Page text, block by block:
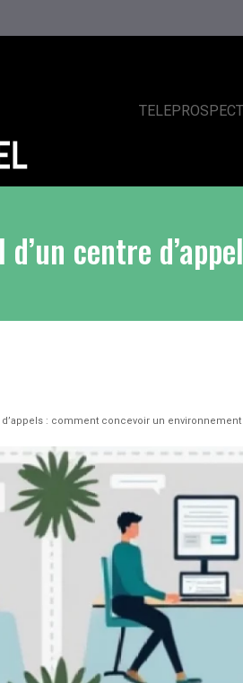
centre
d’appels : comment concevoir un